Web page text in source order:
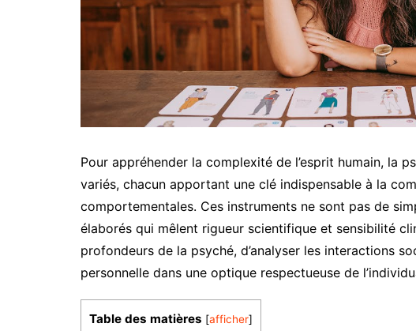
Pour appréhender la complexité de l’esprit humain, la
variés, chacun apportant une clé indispensable à la
comportementales. Ces instruments ne sont pas de
élaborés qui mêlent rigueur scientifique et sensibilité
profondeurs de la psyché, d’analyser les interactions
personnelle dans une optique respectueuse de
Table des matières [afficher]